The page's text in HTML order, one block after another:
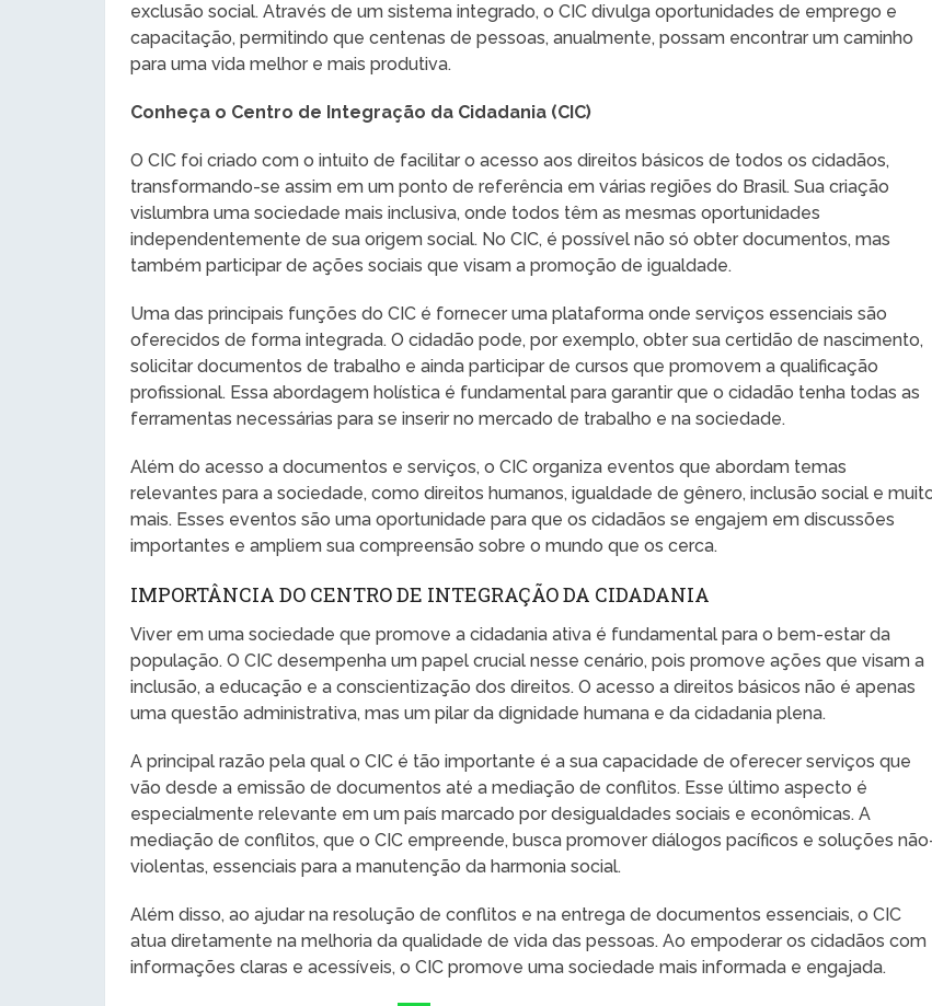
exclusão social. Através de um sistema integrado, o CIC divulga oportunidades de emprego e
capacitação, permitindo que centenas de pessoas, anualmente, possam encontrar um caminho
para uma vida melhor e mais produtiva.
Conheça o Centro de Integração da Cidadania (CIC)
O CIC foi criado com o intuito de facilitar o acesso aos direitos básicos de todos os cidadãos,
transformando-se assim em um ponto de referência em várias regiões do Brasil. Sua criação
vislumbra uma sociedade mais inclusiva, onde todos têm as mesmas oportunidades
independentemente de sua origem social. No CIC, é possível não só obter documentos, mas
também participar de ações sociais que visam a promoção de igualdade.
Uma das principais funções do CIC é fornecer uma plataforma onde serviços essenciais são
oferecidos de forma integrada. O cidadão pode, por exemplo, obter sua certidão de nascimento,
solicitar documentos de trabalho e ainda participar de cursos que promovem a qualificação
profissional. Essa abordagem holística é fundamental para garantir que o cidadão tenha todas as
ferramentas necessárias para se inserir no mercado de trabalho e na sociedade.
Além do acesso a documentos e serviços, o CIC organiza eventos que abordam temas
relevantes para a sociedade, como direitos humanos, igualdade de gênero, inclusão social e
mais. Esses eventos são uma oportunidade para que os cidadãos se engajem em discussões
importantes e ampliem sua compreensão sobre o mundo que os cerca.
IMPORTÂNCIA DO CENTRO DE INTEGRAÇÃO DA CIDADANIA
Viver em uma sociedade que promove a cidadania ativa é fundamental para o bem-estar da
população. O CIC desempenha um papel crucial nesse cenário, pois promove ações que visam a
inclusão, a educação e a conscientização dos direitos. O acesso a direitos básicos não é apenas
uma questão administrativa, mas um pilar da dignidade humana e da cidadania plena.
A principal razão pela qual o CIC é tão importante é a sua capacidade de oferecer serviços que
vão desde a emissão de documentos até a mediação de conflitos. Esse último aspecto é
especialmente relevante em um país marcado por desigualdades sociais e econômicas. A
mediação de conflitos, que o CIC empreende, busca promover diálogos pacíficos e soluções
violentas, essenciais para a manutenção da harmonia social.
Além disso, ao ajudar na resolução de conflitos e na entrega de documentos essenciais, o CIC
atua diretamente na melhoria da qualidade de vida das pessoas. Ao empoderar os cidadãos com
informações claras e acessíveis, o CIC promove uma sociedade mais informada e engajada.